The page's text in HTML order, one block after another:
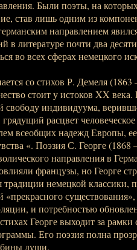
Были поэты, на
став лишь одним из
направлением
в литературе почти два
во всех сферах немецкого
со стихов Р. Демеля
стоит у истоков XX века.
свободу индивидуума,
расцвет
всеобщих надежд Европы,
«. Поэзия С. Георге
направления в
французы, но Георге
традиции немецкой классики,
и потребностью
Георге выходит за рамки
Его поэзия полна
души.